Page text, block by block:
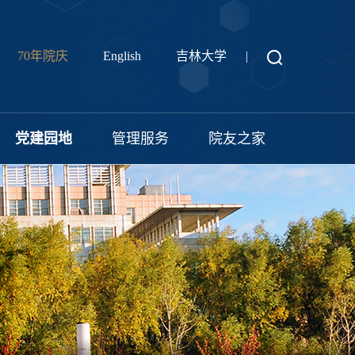
70年院庆 English 吉林大学 |
党建园地 管理服务 院友之家